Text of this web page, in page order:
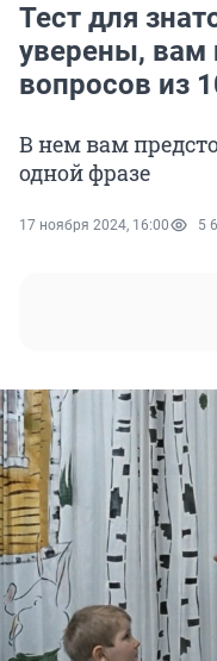
Тест для
уверены, вам
вопросов из
В нем вам
одной фразе
17 ноября 2024, 16:00 5